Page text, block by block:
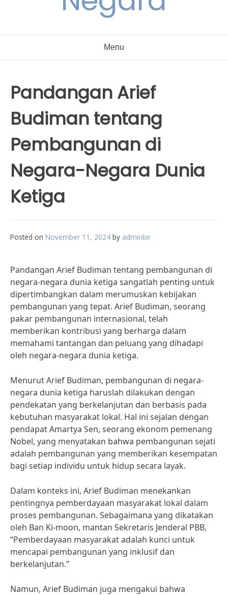
Menu
Pandangan Arief
Budiman tentang
Pembangunan di
Negara-Negara Dunia
Ketiga
Posted on November 11, 2024 by adminbir
Pandangan Arief Budiman tentang pembangunan di
negara-negara dunia ketiga sangatlah penting untuk
dipertimbangkan dalam merumuskan kebijakan
pembangunan yang tepat. Arief Budiman, seorang
pakar pembangunan internasional, telah
memberikan kontribusi yang berharga dalam
memahami tantangan dan peluang yang dihadapi
oleh negara-negara dunia ketiga.
Menurut Arief Budiman, pembangunan di negara-
negara dunia ketiga haruslah dilakukan dengan
pendekatan yang berkelanjutan dan berbasis pada
kebutuhan masyarakat lokal. Hal ini sejalan dengan
pendapat Amartya Sen, seorang ekonom pemenang
Nobel, yang menyatakan bahwa pembangunan sejati
adalah pembangunan yang memberikan kesempatan
bagi setiap individu untuk hidup secara layak.
Dalam konteks ini, Arief Budiman menekankan
pentingnya pemberdayaan masyarakat lokal dalam
proses pembangunan. Sebagaimana yang dikatakan
oleh Ban Ki-moon, mantan Sekretaris Jenderal PBB,
“Pemberdayaan masyarakat adalah kunci untuk
mencapai pembangunan yang inklusif dan
berkelanjutan.”
Namun, Arief Budiman juga mengakui bahwa